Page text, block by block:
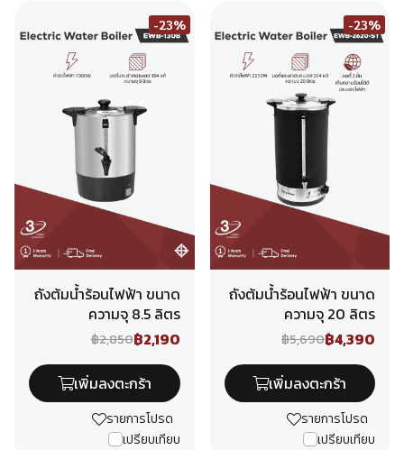
-23%
ถังต้มน้ำร้อนไฟฟ้า ขนาด
ความจุ 8.5 ลิตร
฿2,850฿2,190
เพิ่มลงตะกร้า
รายการโปรด
เปรียบเทียบ
-23%
ถังต้มน้ำร้อนไฟฟ้า ขนาด
ความจุ 20 ลิตร
฿5,690฿4,390
เพิ่มลงตะกร้า
รายการโปรด
เปรียบเทียบ